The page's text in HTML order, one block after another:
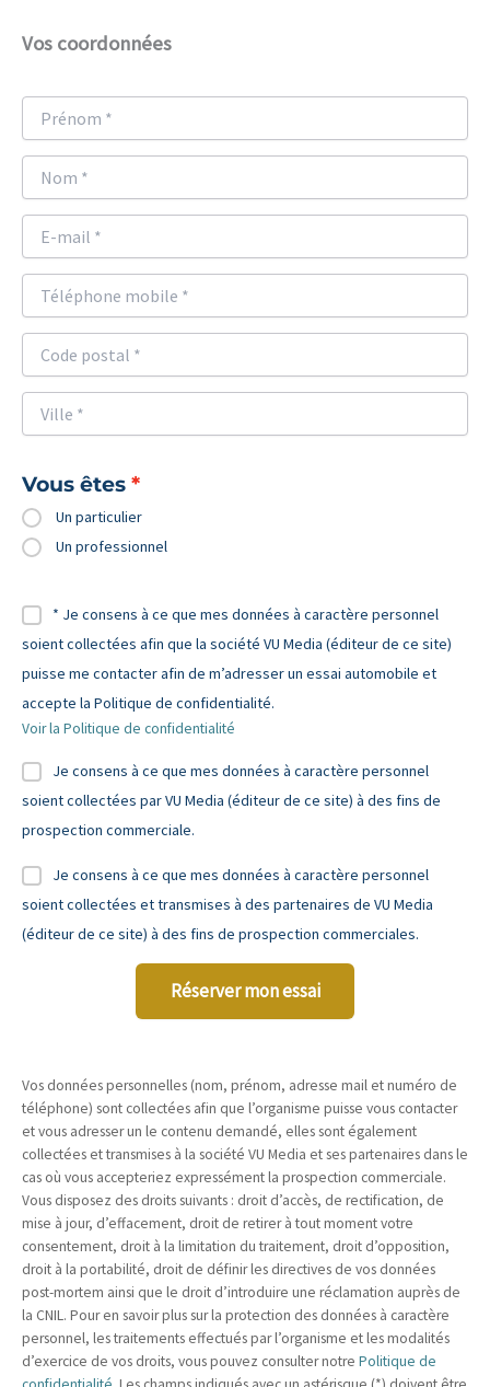
Vos coordonnées
Vous êtes
Un particulier
Un professionnel
* Je consens à ce que mes données à caractère personnel
soient collectées afin que la société VU Media (éditeur de ce site)
puisse me contacter afin de m’adresser un essai automobile et
accepte la Politique de confidentialité.
Voir la Politique de confidentialité
Je consens à ce que mes données à caractère personnel
soient collectées par VU Media (éditeur de ce site) à des fins de
prospection commerciale.
Je consens à ce que mes données à caractère personnel
soient collectées et transmises à des partenaires de VU Media
(éditeur de ce site) à des fins de prospection commerciales.
Réserver mon essai
Vos données personnelles (nom, prénom, adresse mail et numéro de
téléphone) sont collectées afin que l’organisme puisse vous contacter
et vous adresser un le contenu demandé, elles sont également
collectées et transmises à la société VU Media et ses partenaires dans le
cas où vous accepteriez expressément la prospection commerciale.
Vous disposez des droits suivants : droit d’accès, de rectification, de
mise à jour, d’effacement, droit de retirer à tout moment votre
consentement, droit à la limitation du traitement, droit d’opposition,
droit à la portabilité, droit de définir les directives de vos données
post-mortem ainsi que le droit d’introduire une réclamation auprès de
la CNIL. Pour en savoir plus sur la protection des données à caractère
personnel, les traitements effectués par l’organisme et les modalités
d’exercice de vos droits, vous pouvez consulter notre Politique de